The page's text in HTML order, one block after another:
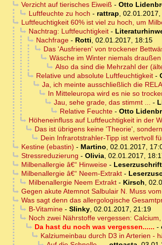
Verzicht auf tierisches Eiweiß - Otto
Luftfeuchte zu hoch - rattrap,
Luftfeuchtigkeit 60% ist viel zu hoch, um
Nachtrag: Luftfeuchtigkeit-
Nachfrage- Rotti, 02.01.2017, 18:15
Das 'Ausfrieren' von trockener
Wäsche im Winter niemals
Also da sind die Mehrzahl der
Relative und absolute Luftfeuchtigkeit-
Ja, ich meinte ausschließlich die
In Mitteleuropa wird es nie so
Jau, sehe grade, das stimmt ... -
Relative Feuchte- Otto
Höheneinfluss auf Luftfeuchtigkeit in der
Das ist übrigens keine 'Theorie',
Dein Infrarotstrahler-Tipp ist wertvoll
Kestine (ebastin) - Martino, 02.01.2017,
Stressreduzierung - Olivia, 02.01.2017,
Milbenallergie â€“ Hinweise- Leserzuschrift
Milbenallergie â€“ Neem-Extrakt-
Milbenallergie Neem Extrakt- Kirsch,
Gegen akute Atemnot Salbulair N. Muss
Was sagt denn das allergologische
B-Vitamine- Slinky, 02.01.2017, 21:19
Noch zwei Nährstoffe vergessen:
Da hast du noch was vergessen...... -
Kalziumeinbau durch D3 in Arterien -